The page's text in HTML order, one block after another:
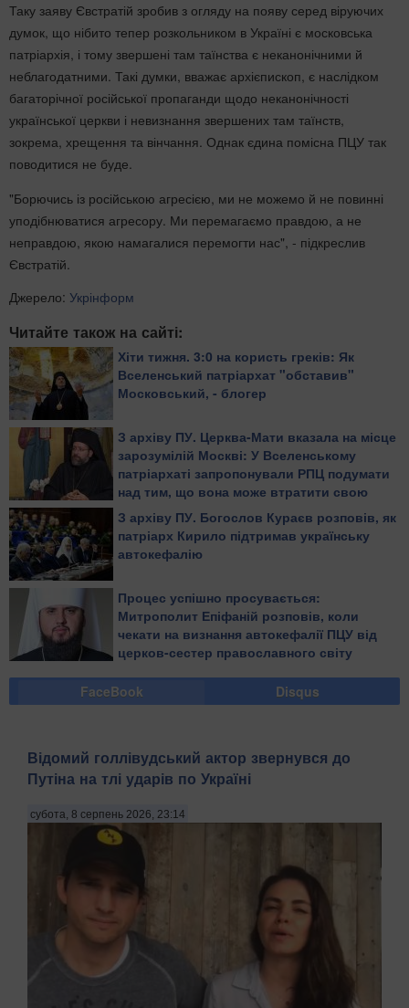
Таку заяву Євстратій зробив з огляду на появу серед віруючих
думок, що нібито тепер розкольником в Україні є московська
патріархія, і тому звершені там таїнства є неканонічними й
неблагодатними. Такі думки, вважає архієпископ, є наслідком
багаторічної російської пропаганди щодо неканонічності
української церкви і невизнання звершених там таїнств,
зокрема, хрещення та вінчання. Однак єдина помісна ПЦУ так
поводитися не буде.
"Борючись із російською агресією, ми не можемо й не повинні
уподібнюватися агресору. Ми перемагаємо правдою, а не
неправдою, якою намагалися перемогти нас", - підкреслив
Євстратій.
Джерело: Укрінформ
Читайте також на сайті:
Хіти тижня. 3:0 на користь греків: Як
Вселенський патріархат "обставив"
Московський, - блогер
З архіву ПУ. Церква-Мати вказала на місце
зарозумілій Москві: У Вселенському
патріархаті запропонували РПЦ подумати
над тим, що вона може втратити свою
автокефалію
З архіву ПУ. Богослов Кураєв розповів, як
патріарх Кирило підтримав українську
автокефалію
Процес успішно просувається:
Митрополит Епіфаній розповів, коли
чекати на визнання автокефалії ПЦУ від
церков-сестер православного світу
FaceBook Disqus
Відомий голлівудський актор звернувся до
Путіна на тлі ударів по Україні
субота, 8 серпень 2026, 23:14